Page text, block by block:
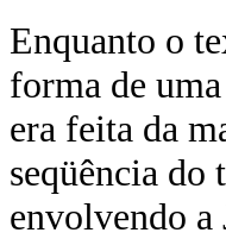
Enquanto o
forma de
era feita da
seqüência
envolvendo a